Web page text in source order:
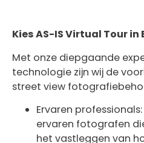
Kies AS-IS Virtual Tour in
Met onze diepgaande
technologie zijn wij de
street view
Ervaren
ervaren fotografen
het vastleggen van